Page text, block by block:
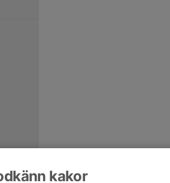
kakor